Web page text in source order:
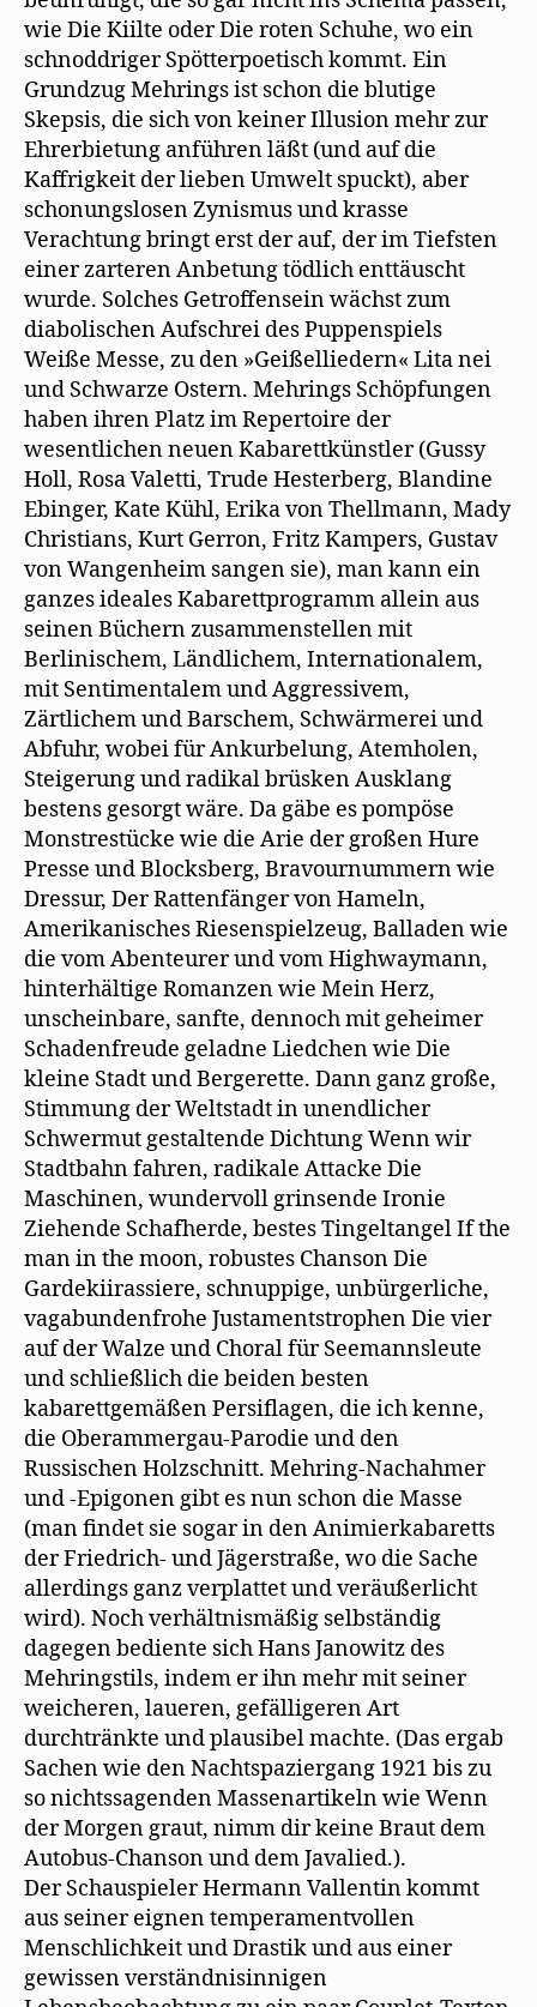
wie Die Kiilte oder Die roten Schuhe, wo ein
schnoddriger Spötterpoetisch kommt. Ein
Grundzug Mehrings ist schon die blutige
Skepsis, die sich von keiner Illusion mehr zur
Ehrerbietung anführen läßt (und auf die
Kaffrigkeit der lieben Umwelt spuckt), aber
schonungslosen Zynismus und krasse
Verachtung bringt erst der auf, der im Tiefsten
einer zarteren Anbetung tödlich enttäuscht
wurde. Solches Getroffensein wächst zum
diabolischen Aufschrei des Puppenspiels
Weiße Messe, zu den »Geißelliedern« Lita nei
und Schwarze Ostern. Mehrings Schöpfungen
haben ihren Platz im Repertoire der
wesentlichen neuen Kabarettkünstler (Gussy
Holl, Rosa Valetti, Trude Hesterberg, Blandine
Ebinger, Kate Kühl, Erika von Thellmann, Mady
Christians, Kurt Gerron, Fritz Kampers, Gustav
von Wangenheim sangen sie), man kann ein
ganzes ideales Kabarettprogramm allein aus
seinen Büchern zusammenstellen mit
Berlinischem, Ländlichem, Internationalem,
mit Sentimentalem und Aggressivem,
Zärtlichem und Barschem, Schwärmerei und
Abfuhr, wobei für Ankurbelung, Atemholen,
Steigerung und radikal brüsken Ausklang
bestens gesorgt wäre. Da gäbe es pompöse
Monstrestücke wie die Arie der großen Hure
Presse und Blocksberg, Bravournummern wie
Dressur, Der Rattenfänger von Hameln,
Amerikanisches Riesenspielzeug, Balladen wie
die vom Abenteurer und vom Highwaymann,
hinterhältige Romanzen wie Mein Herz,
unscheinbare, sanfte, dennoch mit geheimer
Schadenfreude geladne Liedchen wie Die
kleine Stadt und Bergerette. Dann ganz große,
Stimmung der Weltstadt in unendlicher
Schwermut gestaltende Dichtung Wenn wir
Stadtbahn fahren, radikale Attacke Die
Maschinen, wundervoll grinsende Ironie
Ziehende Schafherde, bestes Tingeltangel If the
man in the moon, robustes Chanson Die
Gardekiirassiere, schnuppige, unbürgerliche,
vagabundenfrohe Justamentstrophen Die vier
auf der Walze und Choral für Seemannsleute
und schließlich die beiden besten
kabarettgemäßen Persiflagen, die ich kenne,
die Oberammergau-Parodie und den
Russischen Holzschnitt. Mehring-Nachahmer
und -Epigonen gibt es nun schon die Masse
(man findet sie sogar in den Animierkabaretts
der Friedrich- und Jägerstraße, wo die Sache
allerdings ganz verplattet und veräußerlicht
wird). Noch verhältnismäßig selbständig
dagegen bediente sich Hans Janowitz des
Mehringstils, indem er ihn mehr mit seiner
weicheren, laueren, gefälligeren Art
durchtränkte und plausibel machte. (Das ergab
Sachen wie den Nachtspaziergang 1921 bis zu
so nichtssagenden Massenartikeln wie Wenn
der Morgen graut, nimm dir keine Braut dem
Autobus-Chanson und dem Javalied.).
Der Schauspieler Hermann Vallentin kommt
aus seiner eignen temperamentvollen
Menschlichkeit und Drastik und aus einer
gewissen verständnisinnigen